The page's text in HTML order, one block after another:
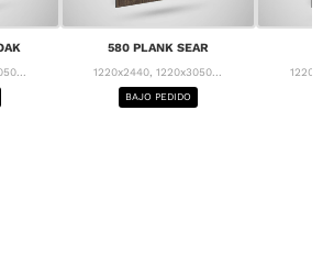
580 PLANK SEAR
1220x2440, 1220x3050...
BAJO PEDIDO